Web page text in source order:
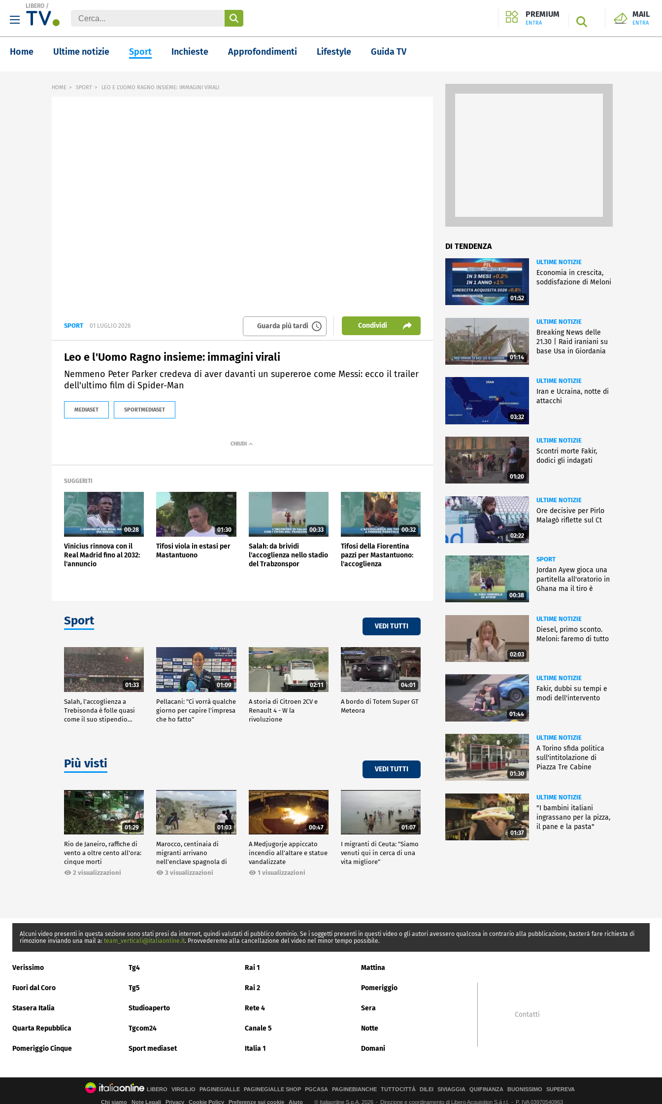
LIBERO /
PREMIUM
ENTRA SEARCH
MAIL
ENTRA
Home Ultime notizie Sport Inchieste Approfondimenti Lifestyle Guida TV
HOME SPORT LEO E L'UOMO RAGNO INSIEME: IMMAGINI VIRALI
SPORT 01 LUGLIO 2026 Guarda più tardi Condividi
Leo e l'Uomo Ragno insieme: immagini virali
Nemmeno Peter Parker credeva di aver davanti un supereroe come Messi: ecco il trailer
dell'ultimo film di Spider-Man
MEDIASET SPORTMEDIASET
SUGGERITI
00:28
Vinicius rinnova con il
Real Madrid fino al 2032:
l'annuncio
01:30
Tifosi viola in estasi per
Mastantuono
00:33
Salah: da brividi
l'accoglienza nello stadio
del Trabzonspor
00:32
Tifosi della Fiorentina
pazzi per Mastantuono:
l'accoglienza
Sport VEDI TUTTI
01:33
Salah, l'accoglienza a
Trebisonda è folle quasi
come il suo stipendio…
01:09
Pellacani: "Ci vorrà qualche
giorno per capire l'impresa
che ho fatto"
02:11
A storia di Citroen 2CV e
Renault 4 - W la
rivoluzione
04:01
A bordo di Totem Super GT
Meteora
Più visti VEDI TUTTI
01:29
Rio de Janeiro, raffiche di
vento a oltre cento all'ora:
cinque morti
2 visualizzazioni
01:03
Marocco, centinaia di
migranti arrivano
nell'enclave spagnola di
Ceuta3 visualizzazioni
00:47
A Medjugorje appiccato
incendio all'altare e statue
vandalizzate
1 visualizzazioni
01:07
I migranti di Ceuta: "Siamo
venuti qui in cerca di una
vita migliore"
DI TENDENZA
01:52
ULTIME NOTIZIE
Economia in crescita,
soddisfazione di Meloni
01:14
ULTIME NOTIZIE
Breaking News delle
21.30 | Raid iraniani su
base Usa in Giordania
03:32
ULTIME NOTIZIE
Iran e Ucraina, notte di
attacchi
01:20
ULTIME NOTIZIE
Scontri morte Fakir,
dodici gli indagati
02:22
ULTIME NOTIZIE
Ore decisive per Pirlo
Malagò riflette sul Ct
00:38
SPORT
Jordan Ayew gioca una
partitella all'oratorio in
Ghana ma il tiro è
02:03
ULTIME NOTIZIE
Diesel, primo sconto.
Meloni: faremo di tutto
01:44
ULTIME NOTIZIE
Fakir, dubbi su tempi e
modi dell'intervento
01:30
ULTIME NOTIZIE
A Torino sfida politica
sull'intitolazione di
Piazza Tre Cabine
01:37
ULTIME NOTIZIE
"I bambini italiani
ingrassano per la pizza,
il pane e la pasta"
Alcuni video presenti in questa sezione sono stati presi da internet, quindi valutati di pubblico dominio. Se i soggetti presenti in questi video o gli autori avessero qualcosa in contrario alla pubblicazione, basterà fare richiesta di
rimozione inviando una mail a: team_verticali@italiaonline.it. Provvederemo alla cancellazione del video nel minor tempo possibile.
Verissimo Tg4 Rai 1 Mattina
Fuori dal Coro Tg5 Rai 2 Pomeriggio
Stasera Italia Studioaperto Rete 4 Sera
Quarta Repubblica Tgcom24 Canale 5 Notte
Pomeriggio Cinque Sport mediaset Italia 1 Domani
Contatti
LIBERO VIRGILIO PAGINEGIALLE PAGINEGIALLE SHOP PGCASA PAGINEBIANCHE TUTTOCITTÀ DILEI SIVIAGGIA QUIFINANZA BUONISSIMO SUPEREVA
Chi siamo Note Legali Privacy Cookie Policy Preferenze sui cookie Aiuto © Italiaonline S.p.A. 2026 Direzione e coordinamento di Libero Acquisition S.á r.l. P. IVA 03970540963